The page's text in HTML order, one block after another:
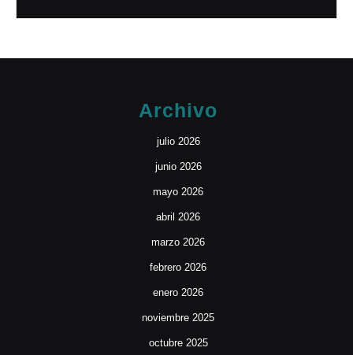
Archivo
julio 2026
junio 2026
mayo 2026
abril 2026
marzo 2026
febrero 2026
enero 2026
noviembre 2025
octubre 2025